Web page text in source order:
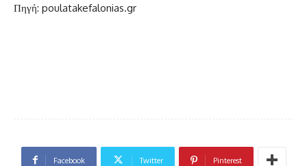
Πηγή: poulatakefalonias.gr
Facebook Twitter Pinterest